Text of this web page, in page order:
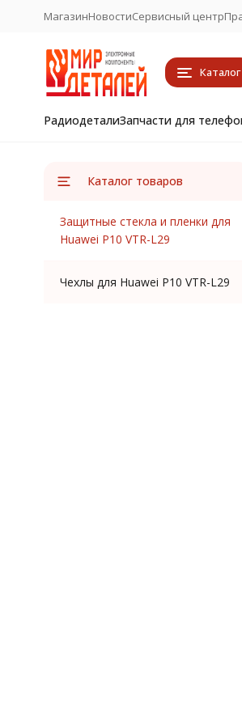
МагазинНовостиСервисный центр
Каталог
РадиодеталиЗапчасти для
Каталог товаров
Защитные стекла и пленки для
Huawei P10 VTR-L29
Чехлы для Huawei P10 VTR-L29